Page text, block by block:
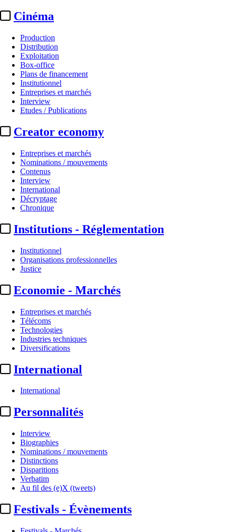
Cinéma
Production
Distribution
Exploitation
Box-office
Plans de financement
Institutionnel
Entreprises et marchés
Interview
Etudes / Publications
Creator economy
Entreprises et marchés
Nominations / mouvements
Contenus
Interview
International
Décryptage
Chronique
Institutions - Réglementation
Institutionnel
Organisations professionnelles
Justice
Economie - Marchés
Entreprises et marchés
Télécoms
Technologies
Industries techniques
Diversifications
International
International
Personnalités
Interview
Biographies
Nominations / mouvements
Distinctions
Disparitions
Verbatim
Au fil des (e)X (tweets)
Festivals - Évènements